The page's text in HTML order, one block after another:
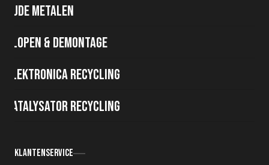
Oude metalen
Slopen & demontage
Elektronica recycling
Katalysator recycling
Klantenservice